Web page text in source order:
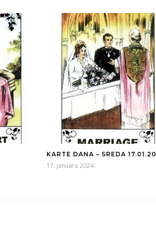
KARTE DANA – SREDA
17. januara 2024.